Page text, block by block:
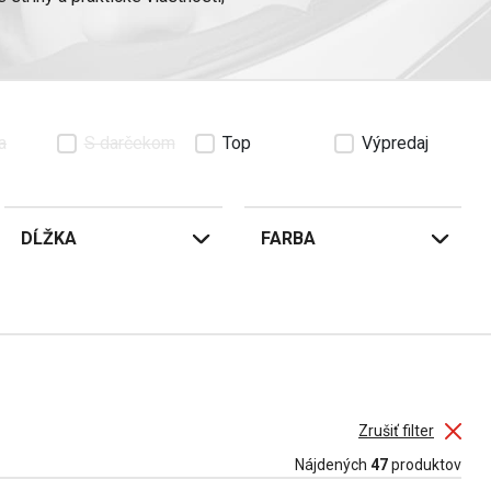
jazdec vybral tú správnu.
jazdy.
S darčekom Top Výpredaj
DĹŽKA FARBA
Zrušiť filter
Nájdených 47produktov